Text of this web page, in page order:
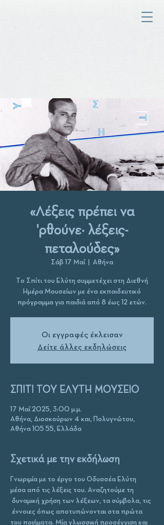
«Λέξεις πρέπει να
'ρθούνε· λέξεις-
πεταλούδες»
Σάβ 17 Μαΐ
  |
Αθήνα
Το Σπίτι του Ελύτη συμμετέχει στη Διεθνή
Ημέρα Μουσείων με ένα εκπαιδευτικό
πρόγραμμα για παιδιά από 8 έως 12 ετών.
Οι εγγραφές έκλεισαν
Δείτε άλλες εκδηλώσεις
ΣΠΙΤΙ ΤΟΥ ΕΛΥΤΗ ΜΟΥΣΕΙΟ
17 Μαΐ 2025, 3:00 μ.μ.
Αθήνα, Διοσκούρων 4 και, Πολυγνώτου,
Αθήνα 105 55, Ελλάδα
Σχετικά με την εκδήλωση
Γνωριμία με το έργο του Οδυσσέα Ελύτη
μέσα από τις λέξεις του. Αναζητούμε τη
δυναμική χρήση των λέξεων, τα σύμβολα, τις
έννοιες όπως αποτυπώνονται στα πρώτα
του ποιήματα. Μία γλωσσική προσέγγιση και